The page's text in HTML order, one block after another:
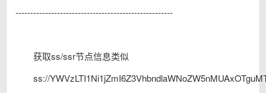
-----------------------------------------------------
获取ss/ssr节点信息类似
ss://